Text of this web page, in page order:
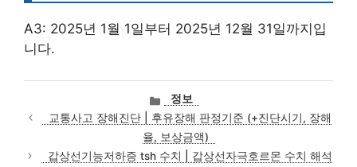
A3: 2025년 1월 1일부터 2025년 12월 31일까지입
니다.
카
테
고
리
정보
교통사고 장해진단 | 후유장해 판정기준 (+진단시기, 장해
율, 보상금액)
갑상선기능저하증 tsh 수치 | 갑상선자극호르몬 수치 해석